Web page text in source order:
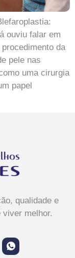
ouviu falar em
da
pele nas
uma cirurgia
papel
qualidade e
viver melhor.